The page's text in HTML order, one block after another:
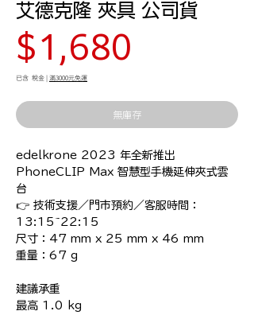
艾德克隆 夾具 公司貨
$1,680
已含 稅金 滿3000元免運
無庫存
edelkrone 2023 年全新推出
PhoneCLIP Max 智慧型手機延伸夾式雲
台
👉 技術支援／門市預約／客服時間：
13:15~22:15
尺寸：47 mm x 25 mm x 46 mm
重量：67 g
建議承重
最高 1.0 kg